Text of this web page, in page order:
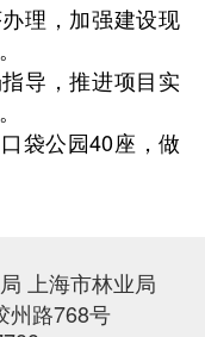
理，加强建设现
导，推进项目实
袋公园40座，做
上海市林业局
州路768号